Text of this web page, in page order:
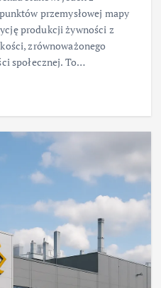
przemysłowej mapy
produkcji żywności z
zrównoważonego
społecznej. To…